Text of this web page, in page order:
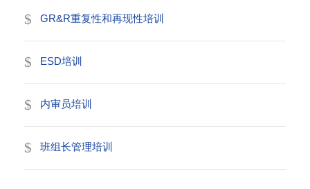
GR&R重复性和再现性培训
ESD培训
内审员培训
班组长管理培训